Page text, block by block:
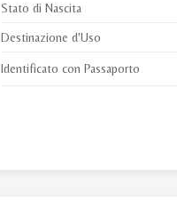
Stato di Nascita
Destinazione d'Uso
Identificato con Passaporto